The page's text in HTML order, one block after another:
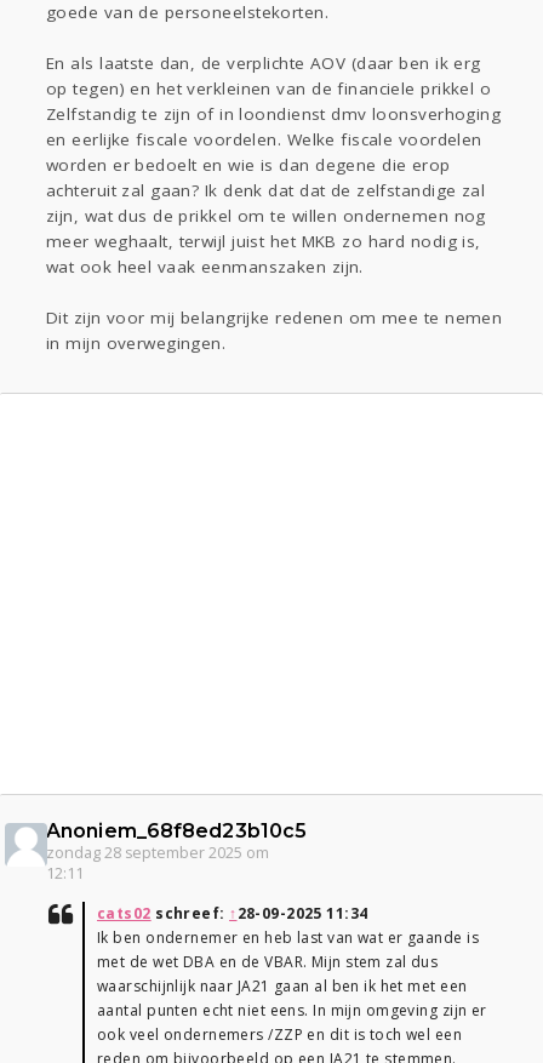
goede van de personeelstekorten.
En als laatste dan, de verplichte AOV (daar ben ik erg
op tegen) en het verkleinen van de financiele prikkel o
Zelfstandig te zijn of in loondienst dmv loonsverhoging
en eerlijke fiscale voordelen. Welke fiscale voordelen
worden er bedoelt en wie is dan degene die erop
achteruit zal gaan? Ik denk dat dat de zelfstandige zal
zijn, wat dus de prikkel om te willen ondernemen nog
meer weghaalt, terwijl juist het MKB zo hard nodig is,
wat ook heel vaak eenmanszaken zijn.
Dit zijn voor mij belangrijke redenen om mee te nemen
in mijn overwegingen.
Anoniem_68f8ed23b10c5
zondag 28 september 2025 om
12:11
cats02 schreef: ↑28-09-2025 11:34
Ik ben ondernemer en heb last van wat er gaande is
met de wet DBA en de VBAR. Mijn stem zal dus
waarschijnlijk naar JA21 gaan al ben ik het met een
aantal punten echt niet eens. In mijn omgeving zijn er
ook veel ondernemers /ZZP en dit is toch wel een